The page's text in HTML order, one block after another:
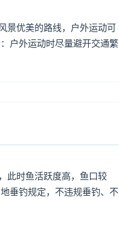
景优美的路线，户外运动可
户外运动时尽量避开交通繁
此时鱼活跃度高，鱼口较
垂钓规定，不违规垂钓、不